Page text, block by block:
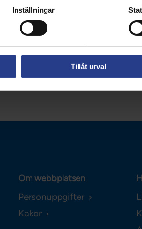
Inställningar
Tillåt urval
Om webbplatsen
Personuppgifter
Kakor